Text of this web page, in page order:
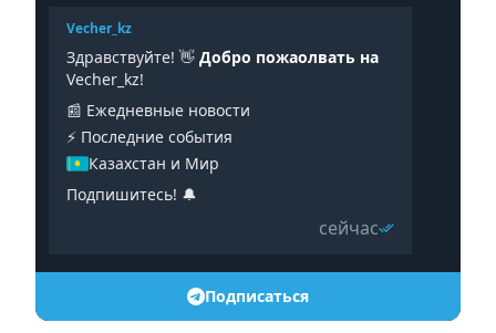
Vecher_kz
Здравствуйте! 👋 Добро пожаолвать на
Vecher_kz!
📰 Ежедневные новости
⚡️ Последние события
Казахстан и Мир
Подпишитесь! 🔔
сейчас
Подписаться